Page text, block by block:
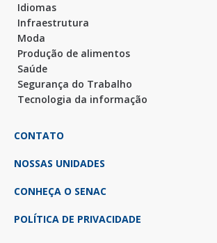
Idiomas
Infraestrutura
Moda
Produção de alimentos
Saúde
Segurança do Trabalho
Tecnologia da informação
CONTATO
NOSSAS UNIDADES
CONHEÇA O SENAC
POLÍTICA DE PRIVACIDADE